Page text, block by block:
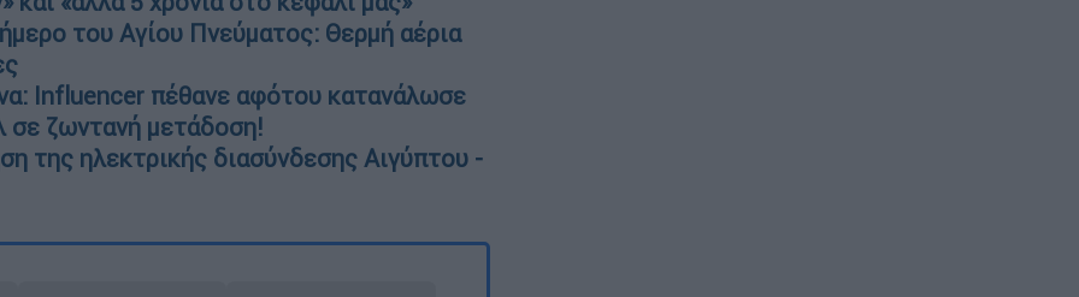
του Αγίου Πνεύματος: Θερμή αέρια
Influencer πέθανε αφότου κατανάλωσε
σε ζωντανή μετάδοση!
της ηλεκτρικής διασύνδεσης Αιγύπτου -